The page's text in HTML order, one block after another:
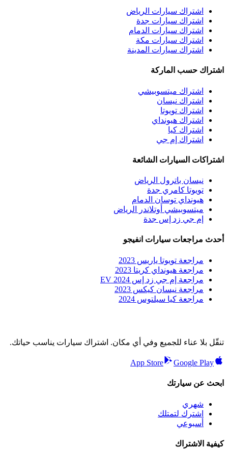
اشتراك سيارات الرياض
اشتراك سيارات جدة
اشتراك سيارات الدمام
اشتراك سيارات مكة
اشتراك سيارات المدينة
اشتراك حسب الماركة
اشتراك ميتسوبيشي
اشتراك نيسان
اشتراك تويوتا
اشتراك هيونداي
اشتراك كيا
اشتراك إم جي
اشتراكات السيارات الشائعة
نيسان باترول الرياض
تويوتا كامري جدة
هيونداي توسان الدمام
ميتسوبيشي أوتلاندر الرياض
إم جي زد إس جدة
أحدث مراجعات سيارات انفيجو
مراجعة تويوتا ياريس 2023
مراجعة هيونداي كريتا 2023
مراجعة إم جي زد إس EV 2024
مراجعة نيسان كيكس 2023
مراجعة كيا سيلتوس 2024
تنقّل بلا عناء للجميع وفي أي مكان. اشتراك سيارات يناسب حياتك.
App Store Google Play
ابحث عن سيارتك
شهري
اشترك لتمتلك
أسبوعي
كيفية الاشتراك